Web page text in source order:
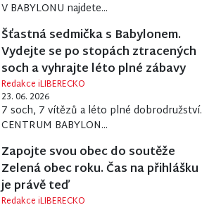
V BABYLONU najdete...
Šťastná sedmička s Babylonem.
Vydejte se po stopách ztracených
soch a vyhrajte léto plné zábavy
Redakce iLIBERECKO
23. 06. 2026
7 soch, 7 vítězů a léto plné dobrodružství.
CENTRUM BABYLON...
Zapojte svou obec do soutěže
Zelená obec roku. Čas na přihlášku
je právě teď
Redakce iLIBERECKO